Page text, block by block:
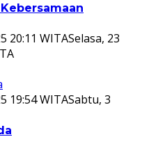
20:11 WITASelasa, 23
19:54 WITASabtu, 3